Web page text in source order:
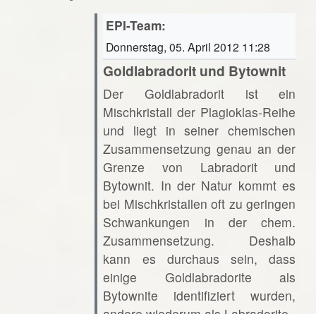
EPI-Team:
Donnerstag, 05. April 2012 11:28
Goldlabradorit und Bytownit
Der Goldlabradorit ist ein
Mischkristall der Plagioklas-Reihe
und liegt in seiner chemischen
Zusammensetzung genau an der
Grenze von Labradorit und
Bytownit. In der Natur kommt es
bei Mischkristallen oft zu geringen
Schwankungen in der chem.
Zusammensetzung. Deshalb
kann es durchaus sein, dass
einige Goldlabradorite als
Bytownite identifiziert wurden,